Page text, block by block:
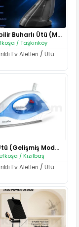
Katlanabilir Buharlı Ütü (Mode..
/ Taşkınköy
Ev Aletleri /Ütü
Buharlı Ütü (Gelişmiş Model)..
/ Kızılbaş
Ev Aletleri /Ütü